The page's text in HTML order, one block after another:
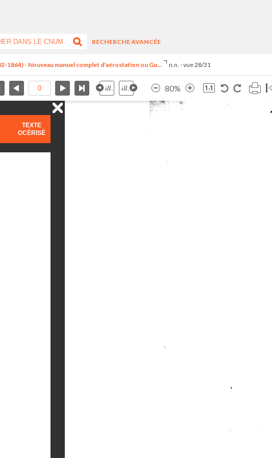
RECHERCHE AVANCÉE
1864) - Nouveau manuel complet d'aérostation ou Gu... n.n. - vue 28/31
80%
TEXTE
OCÉRISÉ